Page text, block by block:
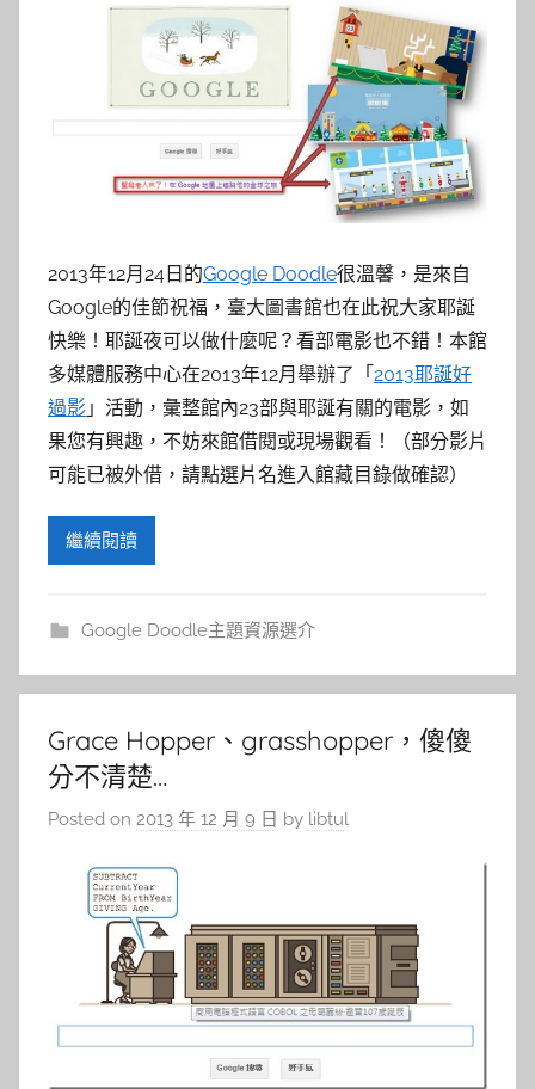
2013年12月24日的Google Doodle很溫馨，是來自
Google的佳節祝福，臺大圖書館也在此祝大家耶誕
快樂！耶誕夜可以做什麼呢？看部電影也不錯！本館
多媒體服務中心在2013年12月舉辦了「2013耶誕好
過影 」活動，彙整館內23部與耶誕有關的電影，如
果您有興趣，不妨來館借閱或現場觀看！（部分影片
可能已被外借，請點選片名進入館藏目錄做確認）
繼續閱讀
Google Doodle主題資源選介
Grace Hopper、grasshopper，傻傻
分不清楚…
Posted on 2013 年 12 月 9 日 by libtul